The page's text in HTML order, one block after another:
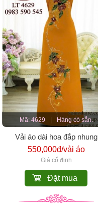
Mã: 4629 | Hàng có sẵn.
Vải áo dài hoa đắp nhung
550,000đ/vải áo
Giá cố định
Đặt mua